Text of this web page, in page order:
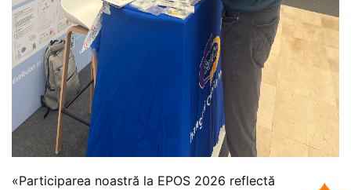
«Participarea noastră la EPOS 2026 reflectă